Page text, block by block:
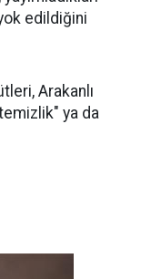
edildiğini
Arakanlı
ya da